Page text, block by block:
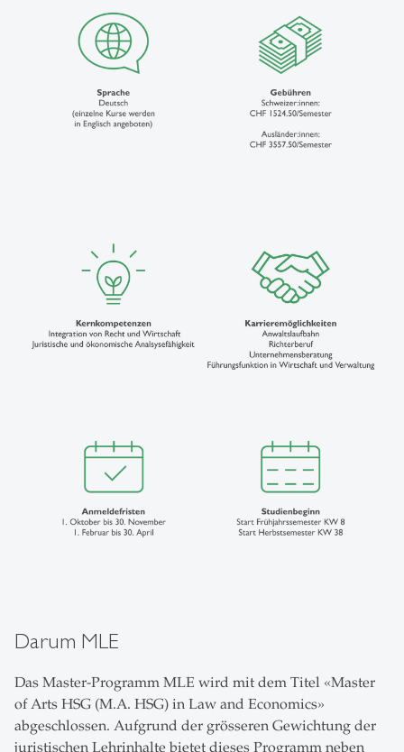
Darum MLE
Das Master-Programm MLE wird mit dem Titel «Master
of Arts HSG (M.A. HSG) in Law and Economics»
abgeschlossen. Aufgrund der grösseren Gewichtung der
juristischen Lehrinhalte bietet dieses Programm neben